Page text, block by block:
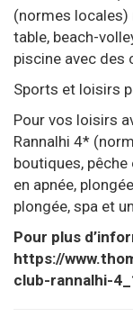
(normes
table, beach-
piscine avec des
Sports et loisirs
Pour vos loisirs
Rannalhi 4*
boutiques, pêche
en apnée,
plongée, spa et
Pour plus
https://
club-rannalhi-